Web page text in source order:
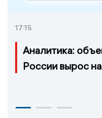
17:15
Аналитика:
России вырос